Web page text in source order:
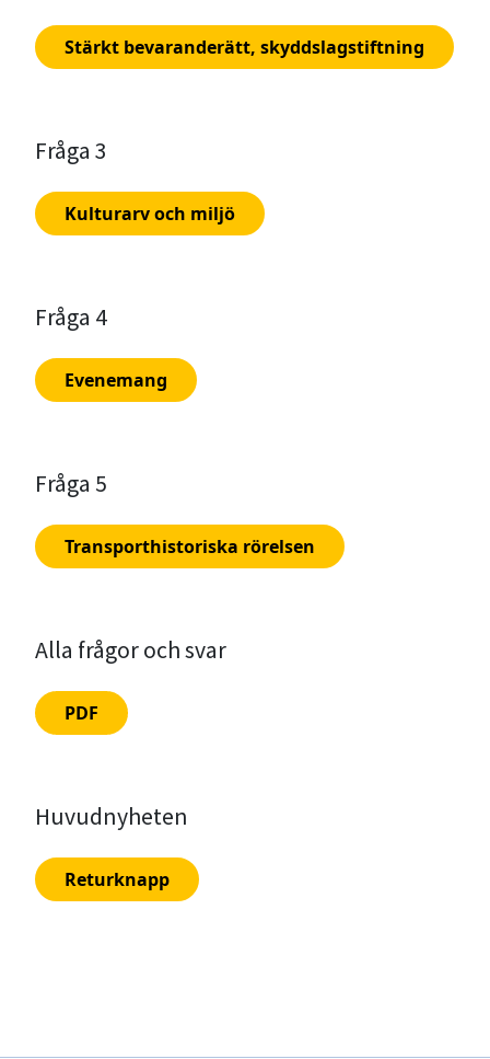
Stärkt bevaranderätt, skyddslagstiftning
Fråga 3
Kulturarv och miljö
Fråga 4
Evenemang
Fråga 5
Transporthistoriska rörelsen
Alla frågor och svar
PDF
Huvudnyheten
Returknapp